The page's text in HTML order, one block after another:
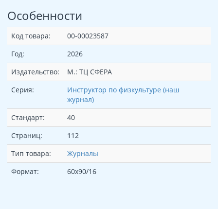
Особенности
Код товара:
00-00023587
Год:
2026
Издательство:
М.: ТЦ СФЕРА
Серия:
Инструктор по физкультуре (наш
журнал)
Стандарт:
40
Страниц:
112
Тип товара:
Журналы
Формат:
60х90/16